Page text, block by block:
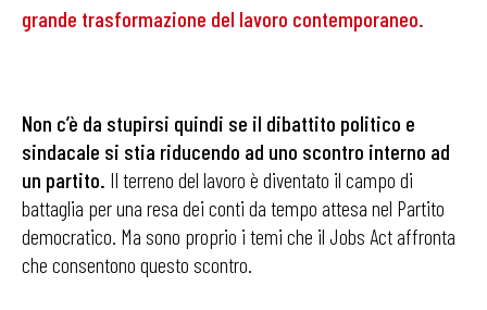
grande trasformazione del lavoro contemporaneo.
Non c’è da stupirsi quindi se il dibattito politico e
sindacale si stia riducendo ad uno scontro interno ad
un partito. Il terreno del lavoro è diventato il campo di
battaglia per una resa dei conti da tempo attesa nel Partito
democratico. Ma sono proprio i temi che il Jobs Act affronta
che consentono questo scontro.